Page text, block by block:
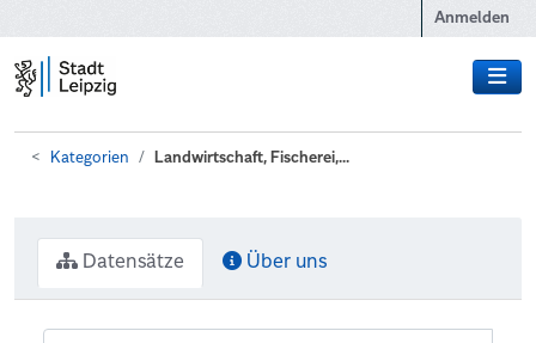
Anmelden
Kategorien Landwirtschaft, Fischerei,...
Datensätze Über uns